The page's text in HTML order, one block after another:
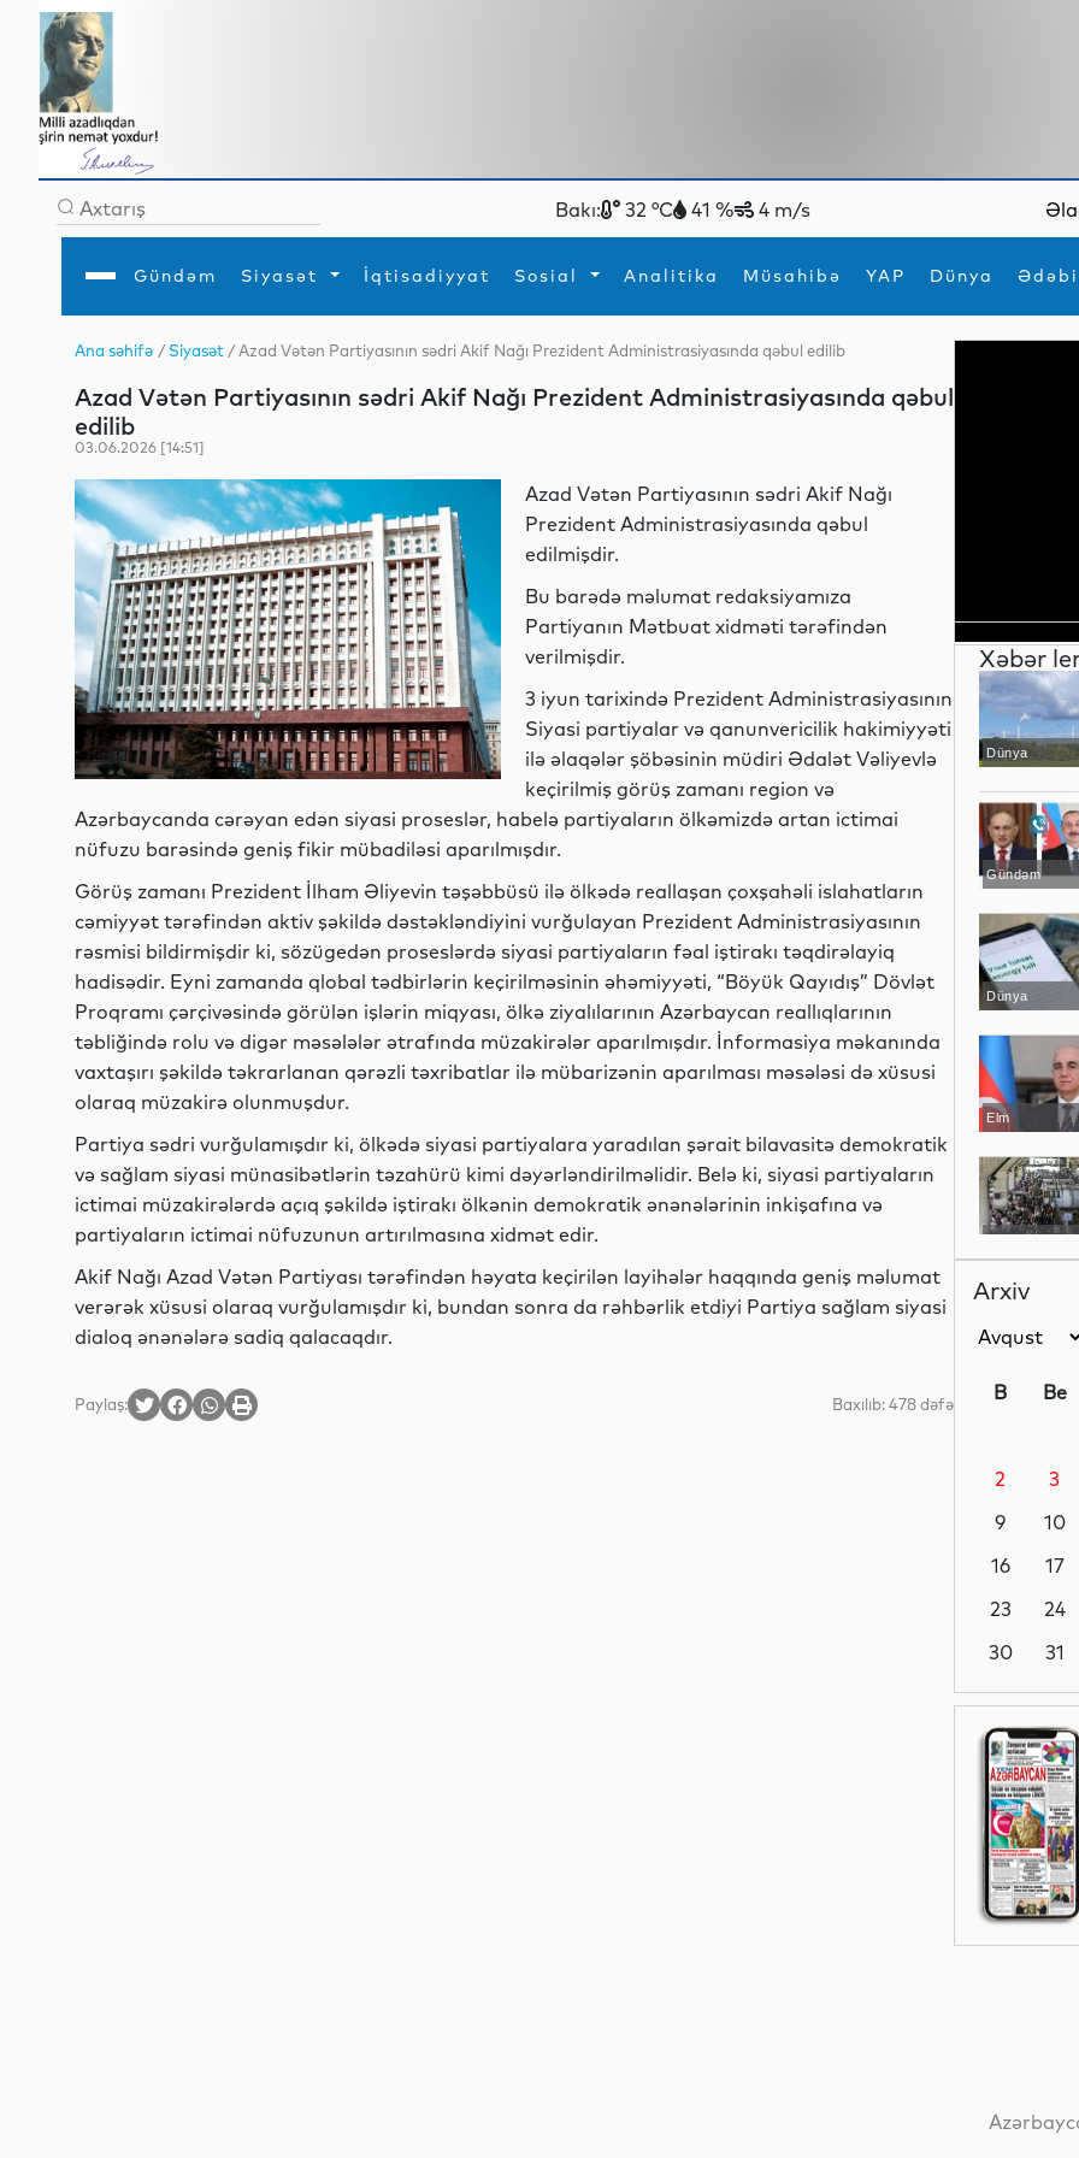
Bakı: 32 °C 41 % 4 m/s
Gündəm Siyasət İqtisadiyyat Sosial Analitika Müsahibə YAP Dünya
Gündəm
İqtisadiyyat
YAP
Analitika
Mədəniyyət
Müsahibə
MEDİA
Xarici siyasət Turizm
Diaspor
İdmanYeni texnologiyalar
Ana səhifə /Siyasət / Azad Vətən Partiyasının sədri Akif Nağı Prezident Administrasiyasında qəbul edilib
Azad Vətən Partiyasının sədri Akif Nağı Prezident Administrasiyasında qəbul
edilib
03.06.2026 [14:51]
Azad Vətən Partiyasının sədri Akif Nağı
Prezident Administrasiyasında qəbul
edilmişdir.
Bu barədə məlumat redaksiyamıza
Partiyanın Mətbuat xidməti tərəfindən
verilmişdir.
3 iyun tarixində Prezident Administrasiyasının
Siyasi partiyalar və qanunvericilik hakimiyyəti
ilə əlaqələr şöbəsinin müdiri Ədalət Vəliyevlə
keçirilmiş görüş zamanı region və
Azərbaycanda cərəyan edən siyasi proseslər, habelə partiyaların ölkəmizdə artan ictimai
nüfuzu barəsində geniş fikir mübadiləsi aparılmışdır.
Görüş zamanı Prezident İlham Əliyevin təşəbbüsü ilə ölkədə reallaşan çoxşahəli islahatların
cəmiyyət tərəfindən aktiv şəkildə dəstəkləndiyini vurğulayan Prezident Administrasiyasının
rəsmisi bildirmişdir ki, sözügedən proseslərdə siyasi partiyaların fəal iştirakı təqdirəlayiq
hadisədir. Eyni zamanda qlobal tədbirlərin keçirilməsinin əhəmiyyəti, “Böyük Qayıdış” Dövlət
Proqramı çərçivəsində görülən işlərin miqyası, ölkə ziyalılarının Azərbaycan reallıqlarının
təbliğində rolu və digər məsələlər ətrafında müzakirələr aparılmışdır. İnformasiya məkanında
vaxtaşırı şəkildə təkrarlanan qərəzli təxribatlar ilə mübarizənin aparılması məsələsi də xüsusi
olaraq müzakirə olunmuşdur.
Partiya sədri vurğulamışdır ki, ölkədə siyasi partiyalara yaradılan şərait bilavasitə demokratik
və sağlam siyasi münasibətlərin təzahürü kimi dəyərləndirilməlidir. Belə ki, siyasi partiyaların
ictimai müzakirələrdə açıq şəkildə iştirakı ölkənin demokratik ənənələrinin inkişafına və
partiyaların ictimai nüfuzunun artırılmasına xidmət edir.
Akif Nağı Azad Vətən Partiyası tərəfindən həyata keçirilən layihələr haqqında geniş məlumat
verərək xüsusi olaraq vurğulamışdır ki, bundan sonra da rəhbərlik etdiyi Partiya sağlam siyasi
dialoq ənənələrə sadiq qalacaqdır.
Paylaş: Baxılıb: 478 dəfə
Xəbər
Dünya
Gündəm
Dünya
Elm
Dünya
Yeni
Analitik
Analitik
Ədəbiyyat
Arxiv
B Be
2
3
9
10
16
17
23
24
30
31